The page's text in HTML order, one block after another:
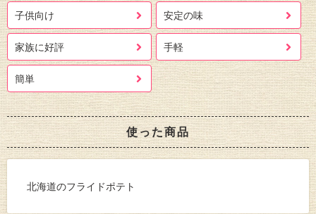
子供向け 安定の味
家族に好評 手軽
簡単
使った商品
北海道のフライドポテト